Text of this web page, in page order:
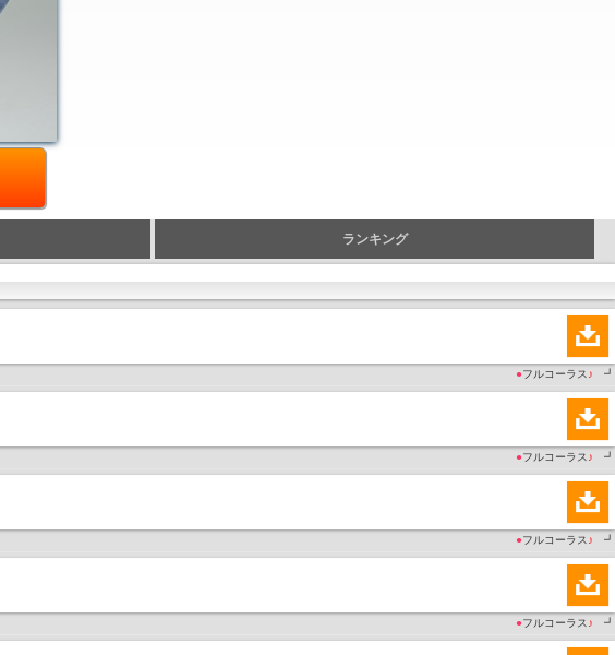
ランキング
●フルコーラス ♪ ┛
●フルコーラス ♪ ┛
●フルコーラス ♪ ┛
●フルコーラス ♪ ┛